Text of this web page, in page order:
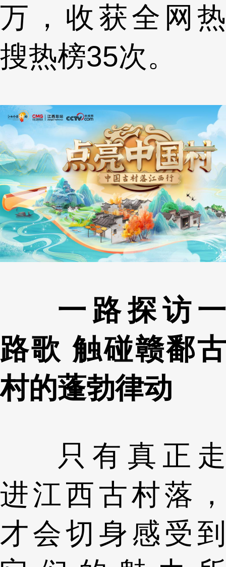
万，收获全网热
搜热榜35次。
一路探访一
路歌 触碰赣鄱古
村的蓬勃律动
只有真正走
进江西古村落，
才会切身感受到